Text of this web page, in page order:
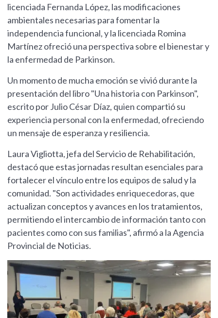
licenciada Fernanda López, las modificaciones
ambientales necesarias para fomentar la
independencia funcional, y la licenciada Romina
Martínez ofreció una perspectiva sobre el bienestar y
la enfermedad de Parkinson.
Un momento de mucha emoción se vivió durante la
presentación del libro "Una historia con Parkinson",
escrito por Julio César Díaz, quien compartió su
experiencia personal con la enfermedad, ofreciendo
un mensaje de esperanza y resiliencia.
Laura Vigliotta, jefa del Servicio de Rehabilitación,
destacó que estas jornadas resultan esenciales para
fortalecer el vínculo entre los equipos de salud y la
comunidad. "Son actividades enriquecedoras, que
actualizan conceptos y avances en los tratamientos,
permitiendo el intercambio de información tanto con
pacientes como con sus familias", afirmó a la Agencia
Provincial de Noticias.